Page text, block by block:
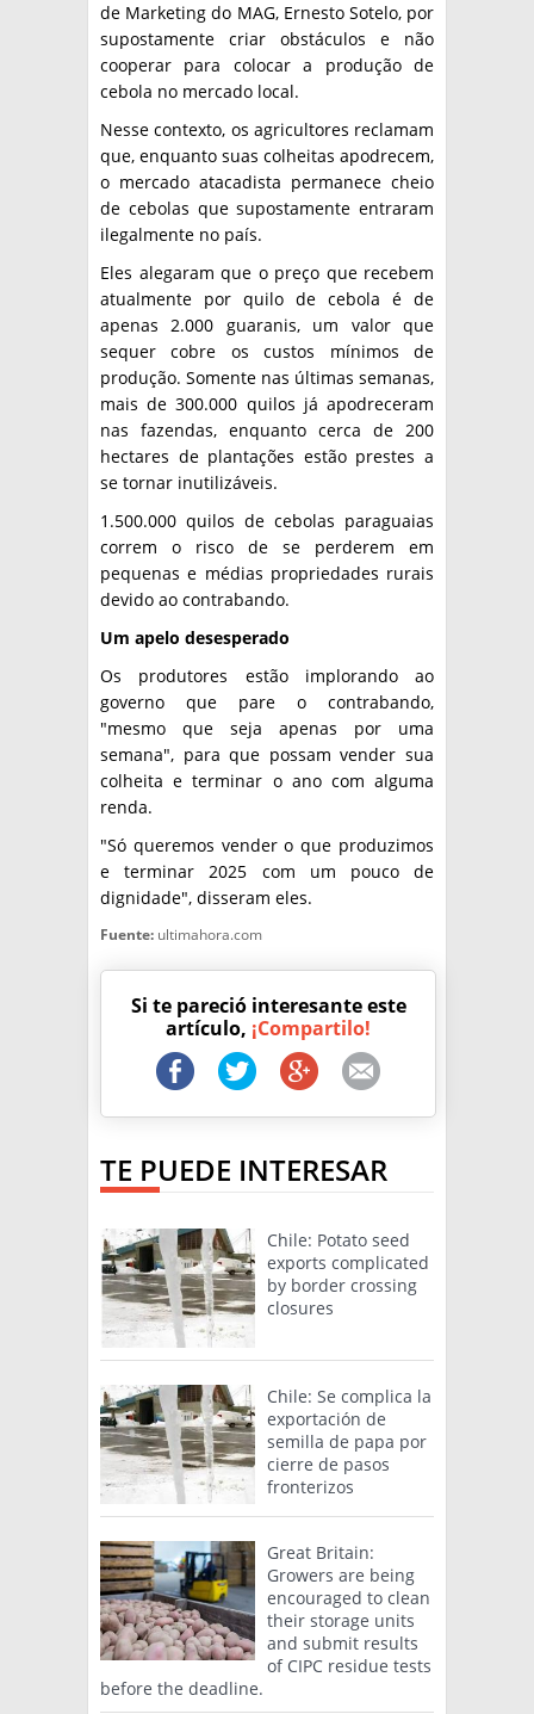
de Marketing do MAG, Ernesto Sotelo, por
supostamente criar obstáculos e não
cooperar para colocar a produção de
cebola no mercado local.
Nesse contexto, os agricultores reclamam
que, enquanto suas colheitas apodrecem,
o mercado atacadista permanece cheio
de cebolas que supostamente entraram
ilegalmente no país.
Eles alegaram que o preço que recebem
atualmente por quilo de cebola é de
apenas 2.000 guaranis, um valor que
sequer cobre os custos mínimos de
produção. Somente nas últimas semanas,
mais de 300.000 quilos já apodreceram
nas fazendas, enquanto cerca de 200
hectares de plantações estão prestes a
se tornar inutilizáveis.
1.500.000 quilos de cebolas paraguaias
correm o risco de se perderem em
pequenas e médias propriedades rurais
devido ao contrabando.
Um apelo desesperado
Os produtores estão implorando ao
governo que pare o contrabando,
"mesmo que seja apenas por uma
semana", para que possam vender sua
colheita e terminar o ano com alguma
renda.
"Só queremos vender o que produzimos
e terminar 2025 com um pouco de
dignidade", disseram eles.
Fuente: ultimahora.com
Si te pareció interesante este
artículo, ¡Compartilo!
TE PUEDE INTERESAR
Chile: Potato seed
exports complicated
by border crossing
closures
Chile: Se complica la
exportación de
semilla de papa por
cierre de pasos
fronterizos
Great Britain:
Growers are being
encouraged to clean
their storage units
and submit results
of CIPC residue tests
before the deadline.